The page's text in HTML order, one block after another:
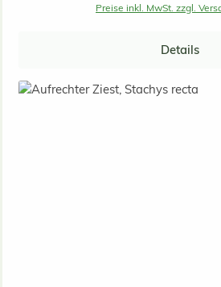
Preise inkl. MwSt. zzgl.
Details